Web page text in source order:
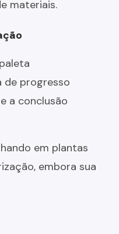
materiais.
de progresso
a conclusão
em plantas
embora sua